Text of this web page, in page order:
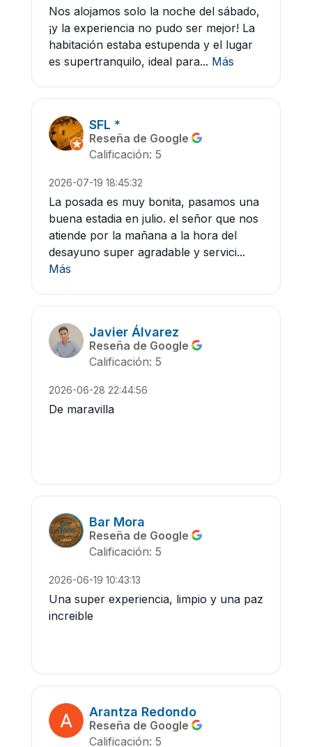
Nos alojamos solo la noche del sábado,
¡y la experiencia no pudo ser mejor! La
habitación estaba estupenda y el lugar
es supertranquilo, ideal para... Más
SFL *
Reseña de Google
Calificación: 5
2026-07-19 18:45:32
La posada es muy bonita, pasamos una
buena estadia en julio. el señor que nos
atiende por la mañana a la hora del
desayuno super agradable y servici...
Más
Javier Álvarez
Reseña de Google
Calificación: 5
2026-06-28 22:44:56
De maravilla
Bar Mora
Reseña de Google
Calificación: 5
2026-06-19 10:43:13
Una super experiencia, limpio y una paz
increible
Arantza Redondo
Reseña de Google
Calificación: 5